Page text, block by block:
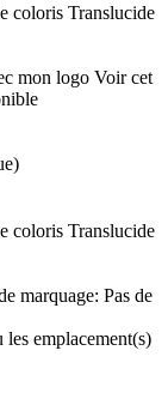
mon logo Voir cet
marquage: Pas de
les emplacement(s)